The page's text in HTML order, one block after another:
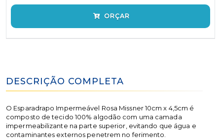
ORÇAR
DESCRIÇÃO COMPLETA
O Esparadrapo Impermeável Rosa Missner 10cm x 4,5cm é
composto de tecido 100% algodão com uma camada
impermeabilizante na parte superior, evitando que água e
contaminantes externos penetrem no ferimento.